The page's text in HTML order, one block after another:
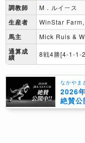
調教師 M．ルイース
生産者 WinStar
馬主 Mick Ruis &
通算成
績 8戦4勝[4-1-1-
なかやま
2026
絶賛公